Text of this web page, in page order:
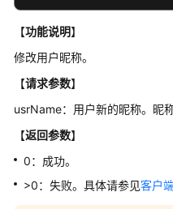
定
事
【功能说明】
修改用户昵称。
【请求参数】
usrName：用户新的昵称。昵
【返回参数】
0：成功。
>0：失败。具体请参见客户